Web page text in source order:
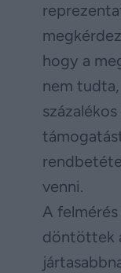
hogy a
nem
venni.
A
döntöttek